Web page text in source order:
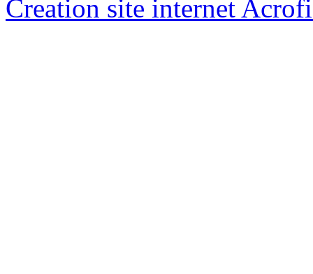
Creation site internet